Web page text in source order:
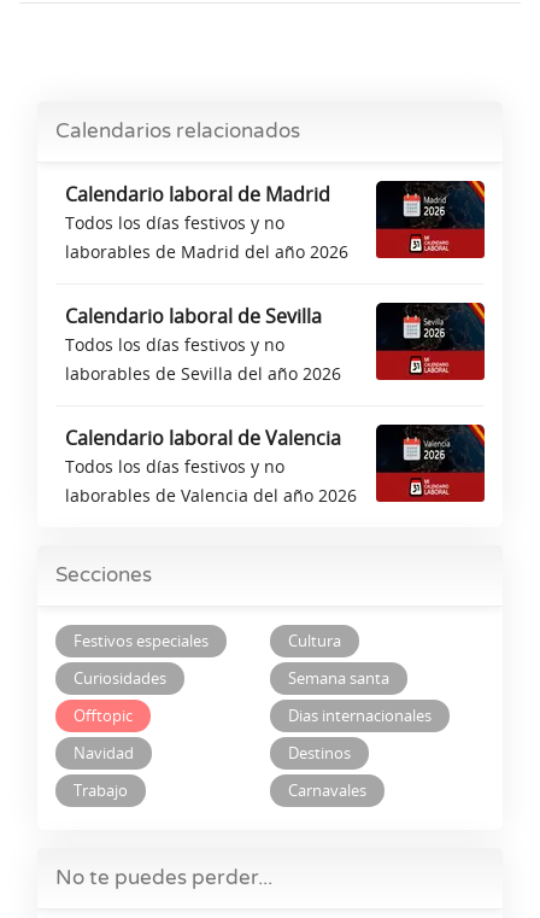
Calendarios relacionados
Calendario laboral de Madrid
Todos los días festivos y no
laborables de Madrid del año 2026
Calendario laboral de Sevilla
Todos los días festivos y no
laborables de Sevilla del año 2026
Calendario laboral de Valencia
Todos los días festivos y no
laborables de Valencia del año 2026
Secciones
Festivos especiales
Cultura
Curiosidades
Semana santa
Offtopic
Dias internacionales
Navidad
Destinos
Trabajo
Carnavales
No te puedes perder...